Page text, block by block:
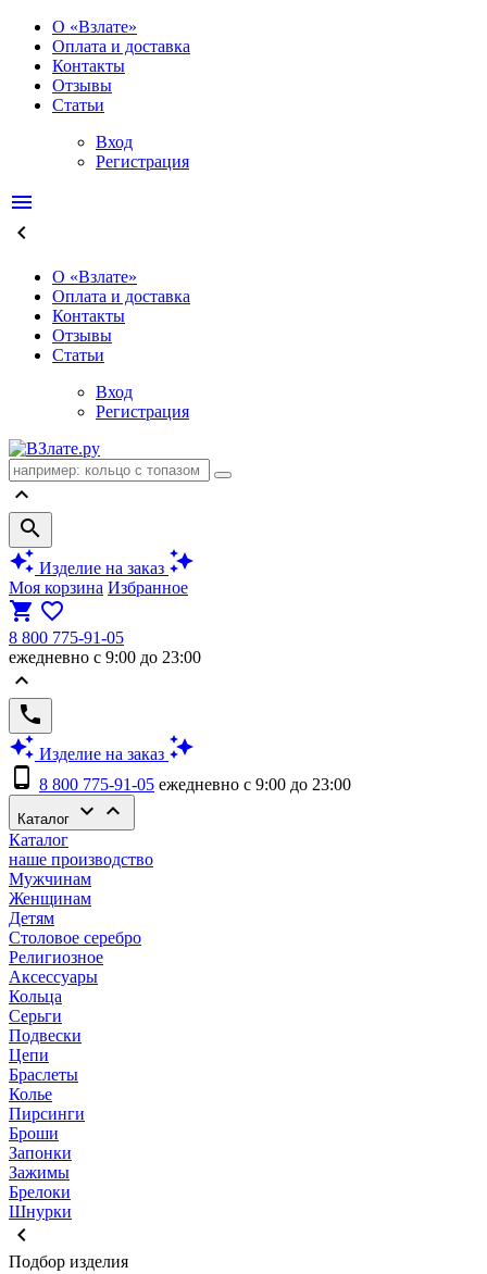
О «Взлате»
Оплата и доставка
Контакты
Отзывы
Статьи
Вход
Регистрация
menu
keyboard_arrow_left
О «Взлате»
Оплата и доставка
Контакты
Отзывы
Статьи
Вход
Регистрация
keyboard_arrow_up
search
auto_awesome Изделие на заказ auto_awesome
Моя корзина Избранное
shopping_cart favorite_border
8 800 775-91-05
ежедневно с 9:00 до 23:00
keyboard_arrow_up
phone
auto_awesome Изделие на заказ auto_awesome
phone_android 8 800 775-91-05 ежедневно с 9:00 до 23:00
Каталог keyboard_arrow_down keyboard_arrow_up
Каталог
наше производство
Мужчинам
Женщинам
Детям
Столовое серебро
Религиозное
Аксессуары
Кольца
Серьги
Подвески
Цепи
Браслеты
Колье
Пирсинги
Броши
Запонки
Зажимы
Брелоки
Шнурки
keyboard_arrow_left
Подбор изделия